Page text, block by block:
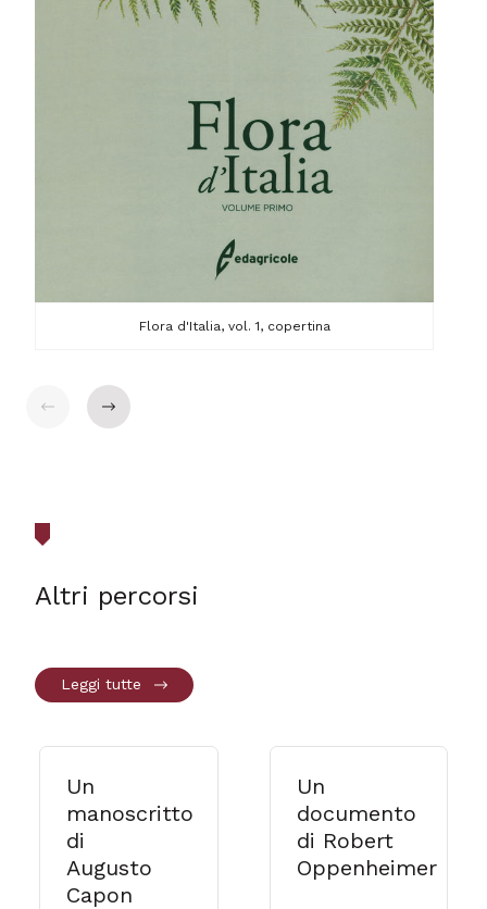
Flora d'Italia, vol. 1, copertina
$t('general.indietro')
$t('general.avanti')
Altri percorsi
Leggi tutte
Un
manoscritto
di
Augusto
Capon
Un
documento
di Robert
Oppenheimer